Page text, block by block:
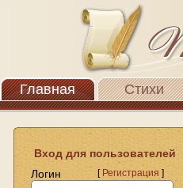
Главная Стихи
Вход для пользователей
Логин
[Регистрация]